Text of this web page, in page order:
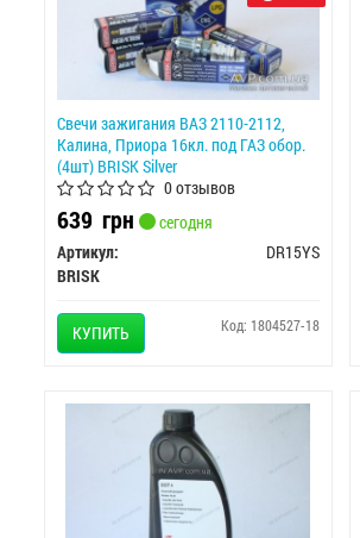
Свечи зажигания ВАЗ 2110-2112,
Калина, Приора 16кл. под ГАЗ обор.
(4шт) BRISK Silver
0 отзывов
639 грн
сегодня
Артикул:
DR15YS
BRISK
КУПИТЬ Код: 1804527-18